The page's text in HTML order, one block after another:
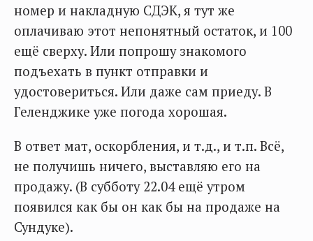
номер и накладную СДЭК, я тут же
оплачиваю этот непонятный остаток, и 100
ещё сверху. Или попрошу знакомого
подъехать в пункт отправки и
удостовериться. Или даже сам приеду. В
Геленджике уже погода хорошая.
В ответ мат, оскорбления, и т.д., и т.п. Всё,
не получишь ничего, выставляю его на
продажу. (В субботу 22.04 ещё утром
появился как бы он как бы на продаже на
Сундуке).